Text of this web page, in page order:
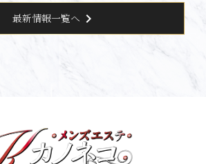
最新情報一覧へ chevron_right